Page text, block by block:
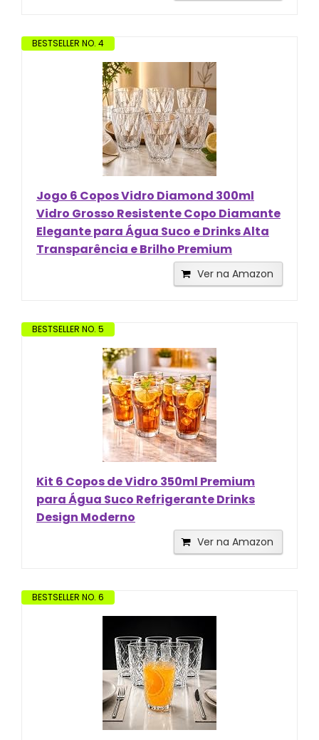
BESTSELLER NO. 4
Jogo 6 Copos Vidro Diamond 300ml
Vidro Grosso Resistente Copo Diamante
Elegante para Água Suco e Drinks Alta
Transparência e Brilho Premium
Ver na Amazon
BESTSELLER NO. 5
Kit 6 Copos de Vidro 350ml Premium
para Água Suco Refrigerante Drinks
Design Moderno
Ver na Amazon
BESTSELLER NO. 6